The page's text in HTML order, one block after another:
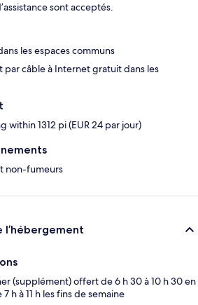
sont acceptés.
les espaces communs
par câble à Internet gratuit dans les
within 1312 pi (EUR 24 par jour)
non-fumeurs
l’hébergement
(supplément) offert de 6 h 30 à 10 h 30 en
h à 11 h les fins de semaine